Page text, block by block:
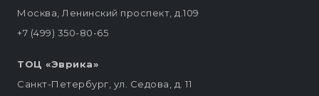
Москва, Ленинский проспект, д.109
+7 (499) 350-80-65
ТОЦ «Эврика»
Санкт-Петербург, ул. Седова, д. 11